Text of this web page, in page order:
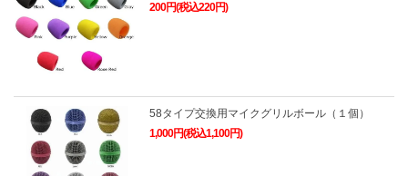
200円(税込220円)
58タイプ交換用マイクグリルボール（１個）
1,000円(税込1,100円)